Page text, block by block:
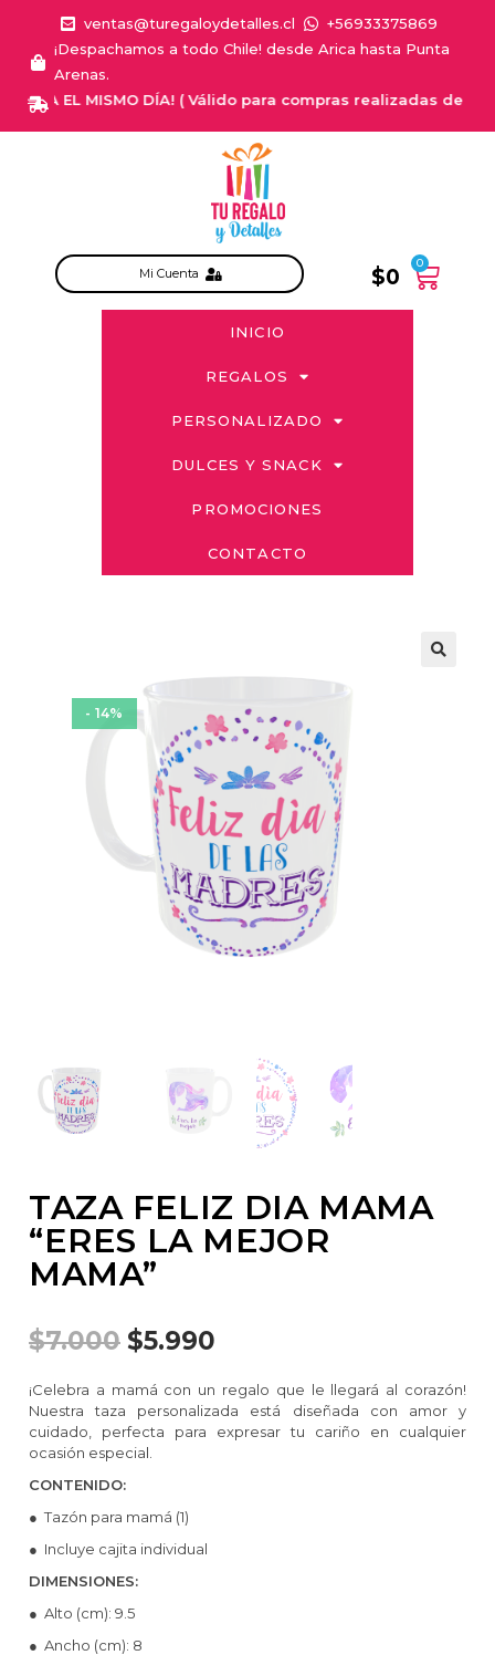
ventas@turegaloydetalles.cl
+56933375869
¡Despachamos a todo Chile! desde Arica hasta Punta
Arenas.
EL MISMO DÍA! ( Válido para compras realizadas de
Mi Cuenta $0
0
INICIO
REGALOS
PERSONALIZADO
DULCES Y SNACK
PROMOCIONES
CONTACTO
- 14%
TAZA FELIZ DIA MAMA
“ERES LA MEJOR
MAMA”
$7.000 $5.990
¡Celebra a mamá con un regalo que le llegará al corazón!
Nuestra taza personalizada está diseñada con amor y
cuidado, perfecta para expresar tu cariño en cualquier
ocasión especial.
CONTENIDO:
● Tazón para mamá (1)
● Incluye cajita individual
DIMENSIONES:
● Alto (cm): 9.5
● Ancho (cm): 8